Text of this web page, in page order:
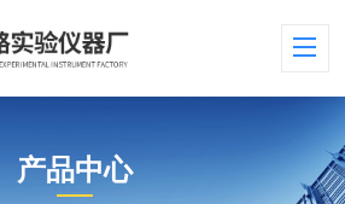
产品中心